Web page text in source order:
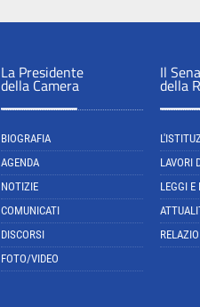
La Presidente
della Camera
BIOGRAFIA
AGENDA
NOTIZIE
COMUNICATI
DISCORSI
FOTO/VIDEO
Il
della
LAVORI
LEGGI E